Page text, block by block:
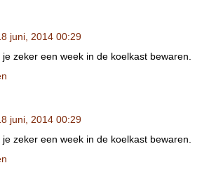
juni, 2014 00:29
zeker een week in de koelkast bewaren.
juni, 2014 00:29
zeker een week in de koelkast bewaren.